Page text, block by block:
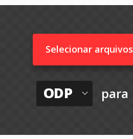
Selecionar arquivos
ODP para